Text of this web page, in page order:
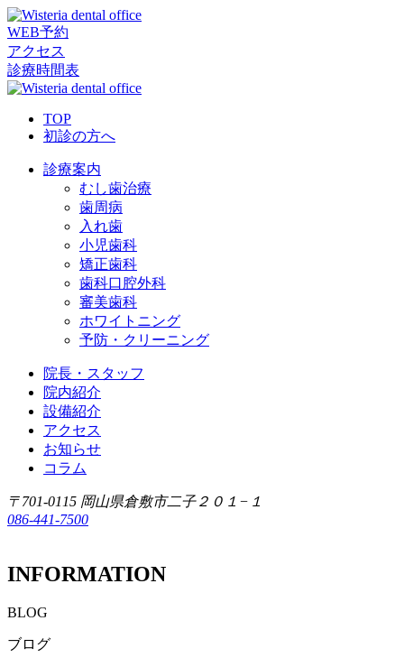
WEB予約
アクセス
診療時間表
TOP
初診の方へ
診療案内
むし歯治療
歯周病
入れ歯
小児歯科
矯正歯科
歯科口腔外科
審美歯科
ホワイトニング
予防・クリーニング
院長・スタッフ
院内紹介
設備紹介
アクセス
お知らせ
コラム
〒701-0115 岡山県倉敷市二子２０１−１
086-441-7500
INFORMATION
BLOG
ブログ